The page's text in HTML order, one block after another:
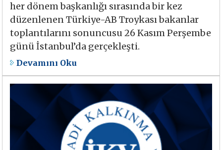
her dönem başkanlığı sırasında bir kez
düzenlenen Türkiye-AB Troykası bakanlar
toplantılarını sonuncusu 26 Kasım Perşembe
günü İstanbul’da gerçekleşti.
Devamını Oku